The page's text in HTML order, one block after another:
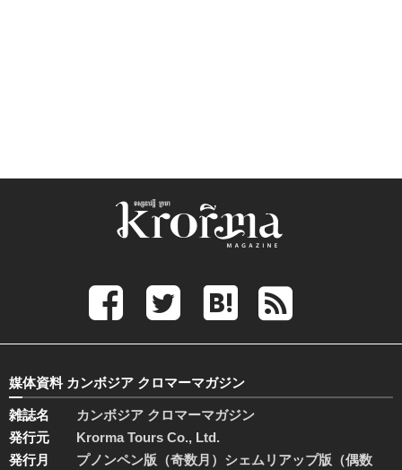
媒体資料 カンボジア クロマーマガジン
雑誌名
カンボジア クロマーマガジン
発行元
Krorma Tours Co., Ltd.
発行月
プノンペン版（奇数月）シェムリアップ版（偶数